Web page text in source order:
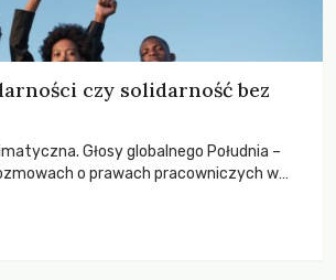
czy solidarność bez
Głosy globalnego Południa –
o prawach pracowniczych w